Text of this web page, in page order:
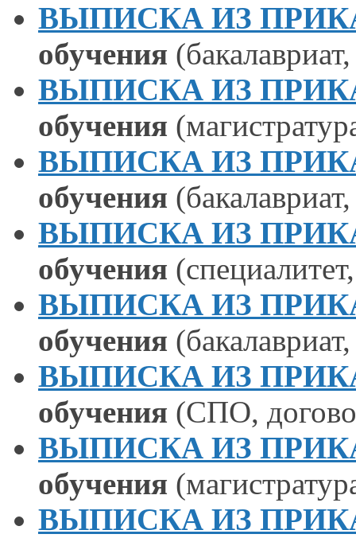
ВЫПИСКА ИЗ
обучения
ВЫПИСКА ИЗ
обучения
ВЫПИСКА ИЗ
обучения
ВЫПИСКА ИЗ
обучения
ВЫПИСКА ИЗ
обучения
ВЫПИСКА ИЗ
обучения (СПО,
ВЫПИСКА ИЗ
обучения
ВЫПИСКА ИЗ